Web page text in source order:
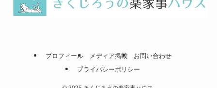
プロフィール メディア掲載
お問い合わせ
プライバシーポリシー